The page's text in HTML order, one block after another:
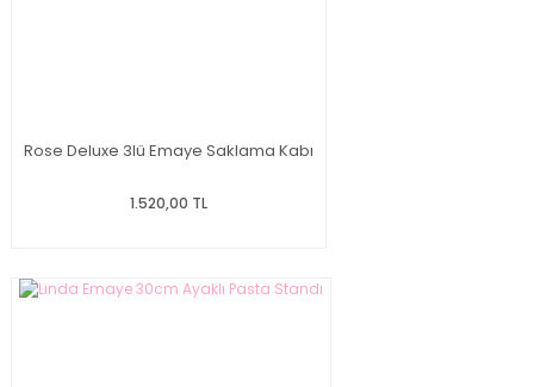
Rose Deluxe 3lü Emaye Saklama Kabı
1.520,00 TL